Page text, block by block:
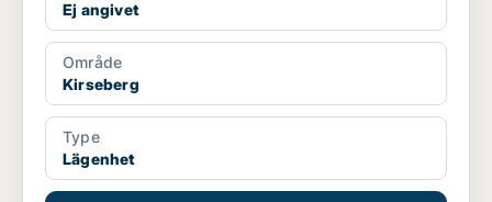
Ej angivet
Område
Kirseberg
Type
Lägenhet